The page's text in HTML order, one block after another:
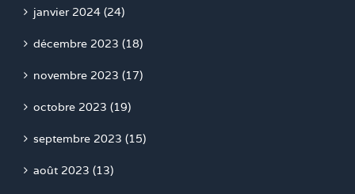
janvier 2024 (24)
décembre 2023 (18)
novembre 2023 (17)
octobre 2023 (19)
septembre 2023 (15)
août 2023 (13)